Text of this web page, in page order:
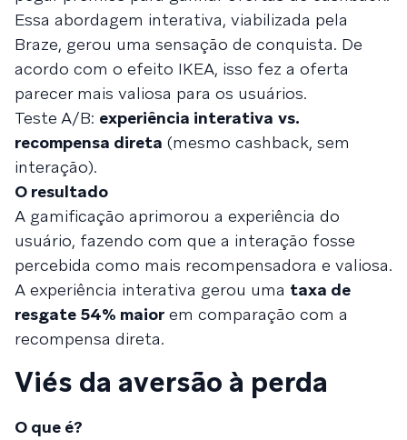
Essa abordagem interativa, viabilizada pela
Braze, gerou uma sensação de conquista. De
acordo com o efeito IKEA, isso fez a oferta
parecer mais valiosa para os usuários.
Teste A/B: experiência interativa vs.
recompensa direta (mesmo cashback, sem
interação).
O resultado
A gamificação aprimorou a experiência do
usuário, fazendo com que a interação fosse
percebida como mais recompensadora e valiosa.
A experiência interativa gerou uma taxa de
resgate 54% maior em comparação com a
recompensa direta.
Viés da aversão à perda
O que é?